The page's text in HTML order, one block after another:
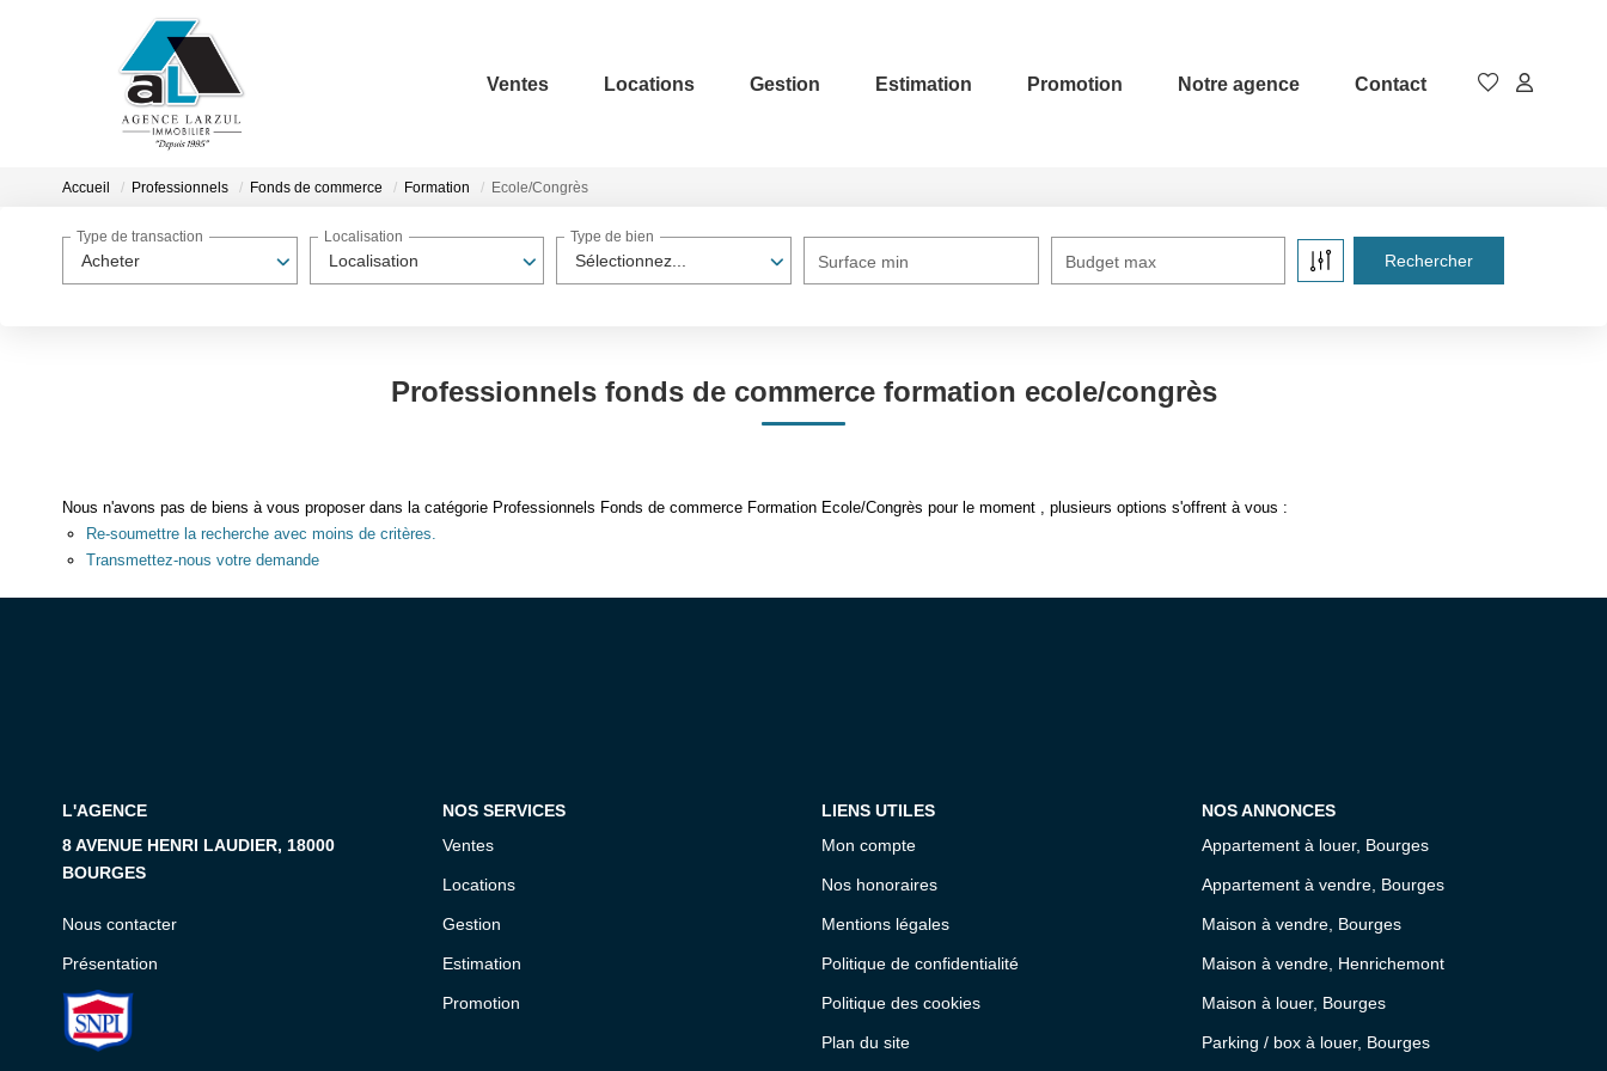
Ventes Locations Gestion Estimation Promotion Notre agence Contact
Accueil Professionnels Fonds de commerce Formation Ecole/Congrès
Acheter
Type de transaction
Localisation
Localisation
Sélectionnez...
Type de bien
Surface min Budget max
Professionnels fonds de commerce formation ecole/congrès
Nous n'avons pas de biens à vous proposer dans la catégorie Professionnels Fonds de commerce Formation Ecole/Congrès pour le moment , plusieurs options s'offrent à vous :
Re-soumettre la recherche avec moins de critères.
Transmettez-nous votre demande
L'AGENCE
8 AVENUE HENRI LAUDIER, 18000
BOURGES
Nous contacter
Présentation
NOS SERVICES
Ventes
Locations
Gestion
Estimation
Promotion
LIENS UTILES
Mon compte
Nos honoraires
Mentions légales
Politique de confidentialité
Politique des cookies
Plan du site
NOS ANNONCES
Appartement à louer, Bourges
Appartement à vendre, Bourges
Maison à vendre, Bourges
Maison à vendre, Henrichemont
Maison à louer, Bourges
Parking / box à louer, Bourges